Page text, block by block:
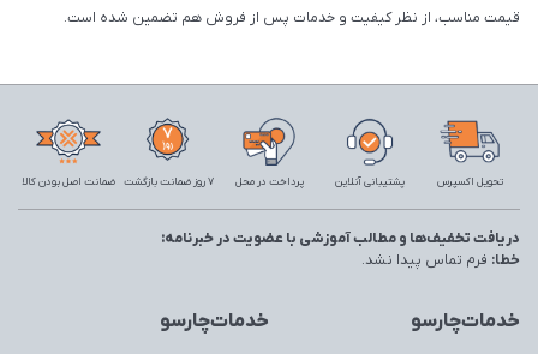
قیمت مناسب، از نظر کیفیت و خدمات پس از فروش هم تضمین شده است.
تحویل اکسپرس پشتیبانی آنلاین پرداخت در محل 7 روز ضمانت بازگشت ضمانت اصل بودن کالا
خدمات‌چارسو خدمات‌چارسو
دریافت تخفیف‌ها و مطالب آموزشی با عضویت در خبرنامه:
خطا: فرم تماس پیدا نشد.